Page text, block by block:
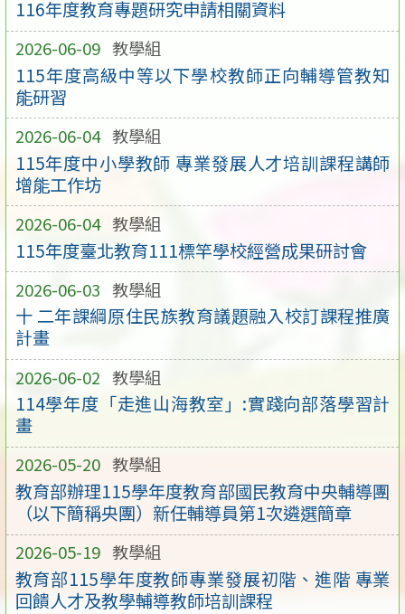
116年度教育專題研究申請相關資料
2026-06-09 教學組
115年度高級中等以下學校教師正向輔導管教知
能研習
2026-06-04 教學組
115年度中小學教師 專業發展人才培訓課程講師
增能工作坊
2026-06-04 教學組
115年度臺北教育111標竿學校經營成果研討會
2026-06-03 教學組
十 二年課綱原住民族教育議題融入校訂課程推廣
計畫
2026-06-02 教學組
114學年度「走進山海教室」:實踐向部落學習計
畫
2026-05-20 教學組
教育部辦理115學年度教育部國民教育中央輔導團
（以下簡稱央團）新任輔導員第1次遴選簡章
2026-05-19 教學組
教育部115學年度教師專業發展初階、進階 專業
回饋人才及教學輔導教師培訓課程